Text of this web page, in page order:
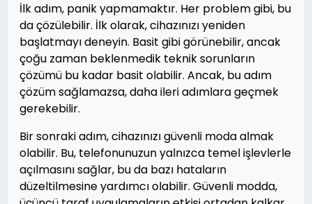
İlk adım, panik yapmamaktır. Her problem gibi, bu
da çözülebilir. İlk olarak, cihazınızı yeniden
başlatmayı deneyin. Basit gibi görünebilir, ancak
çoğu zaman beklenmedik teknik sorunların
çözümü bu kadar basit olabilir. Ancak, bu adım
çözüm sağlamazsa, daha ileri adımlara geçmek
gerekebilir.
Bir sonraki adım, cihazınızı güvenli moda almak
olabilir. Bu, telefonunuzun yalnızca temel işlevlerle
açılmasını sağlar, bu da bazı hataların
düzeltilmesine yardımcı olabilir. Güvenli modda,